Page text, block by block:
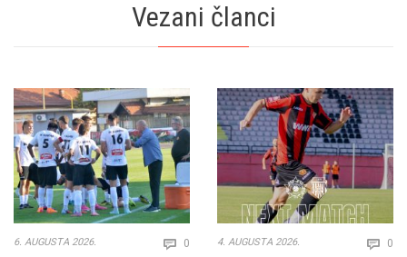
Vezani članci
6. AUGUSTA 2026.  0 Comments
4. AUGUSTA 2026.  0